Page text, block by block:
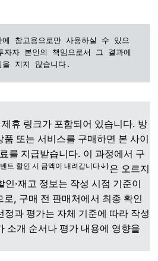
참고용으로만 사용하실 수 있으
자 본인의 책임으로서 그 결과에
지지 않습니다.
휴 링크가 포함되어 있습니다. 방
또는 서비스를 구매하면 본 사이
를 지급받습니다. 이 과정에서 구
트 할인 시 금액이 내려갑니다↓)은 오르지
인·재고 정보는 작성 시점 기준이
, 구매 전 판매처에서 최종 확인
과 평가는 자체 기준에 따라 작성
소개 순서나 평가 내용에 영향을